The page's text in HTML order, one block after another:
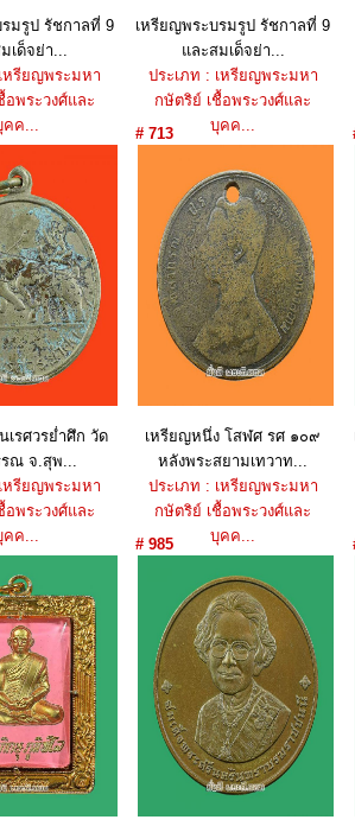
มรูป รัชกาลที่ 9
เด็จย่า...
หรียญพระมหา
อพระวงศ์และ
คค...
1,050 บาท
เหรียญพระบรมรูป รัชกาลที่ 9
และสมเด็จย่า...
ประเภท : เหรียญพระมหา
กษัตริย์ เชื้อพระวงศ์และ
บุคค...
ราคา : 1,050 บาท
เรศวรย่ำศึก วัด
ณ จ.สุพ...
หรียญพระมหา
อพระวงศ์และ
คค...
650 บาท
# 713
เหรียญหนึ่ง โสฬศ รศ ๑๐๙
หลังพระสยามเทวาท...
ประเภท : เหรียญพระมหา
กษัตริย์ เชื้อพระวงศ์และ
บุคค...
ราคา : 350 บาท
# 985